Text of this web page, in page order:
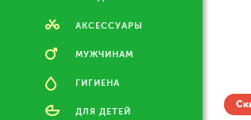
АКСЕССУАРЫ
МУЖЧИНАМ
ГИГИЕНА
ДЛЯ ДЕТЕЙ